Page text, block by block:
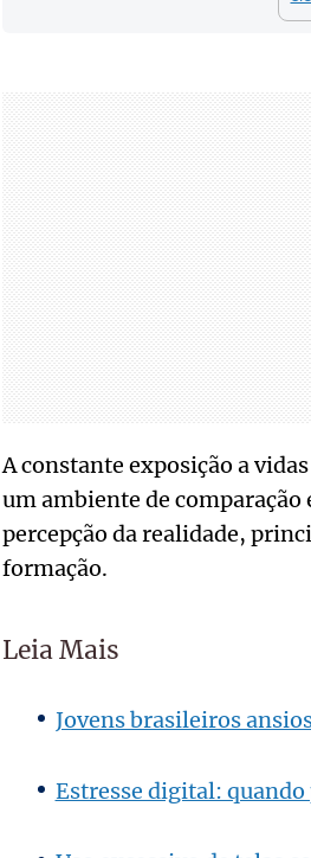
A constante exposição a
um ambiente de comparação
percepção da realidade,
formação.
Leia Mais
Jovens brasileiros
Estresse digital: quando